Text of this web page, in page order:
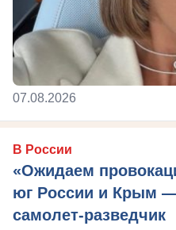
07.08.2026
В России
«Ожидаем
юг России и Крым
самолет-разведчик